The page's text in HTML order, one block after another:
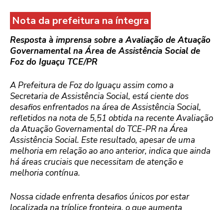
Nota da prefeitura na íntegra
Resposta à imprensa sobre a Avaliação de Atuação
Governamental na Área de Assistência Social de
Foz do Iguaçu TCE/PR
A Prefeitura de Foz do Iguaçu assim como a
Secretaria de Assistência Social, está ciente dos
desafios enfrentados na área de Assistência Social,
refletidos na nota de 5,51 obtida na recente Avaliação
da Atuação Governamental do TCE-PR na Área
Assistência Social. Este resultado, apesar de uma
melhoria em relação ao ano anterior, indica que ainda
há áreas cruciais que necessitam de atenção e
melhoria contínua.
Nossa cidade enfrenta desafios únicos por estar
localizada na tríplice fronteira, o que aumenta